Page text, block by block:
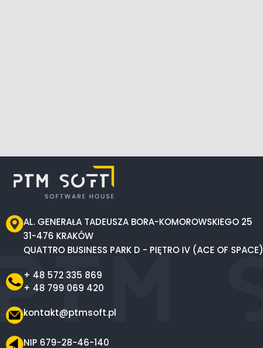
AL. GENERAŁA TADEUSZA BORA-KOMOROWSKIEGO 25
31-476 KRAKÓW
QUATTRO BUSINESS PARK D - PIĘTRO IV (ACE OF SPACE)
+ 48 572 335 869
+ 48 799 069 420
kontakt@ptmsoft.pl
NIP 679-28-46-140